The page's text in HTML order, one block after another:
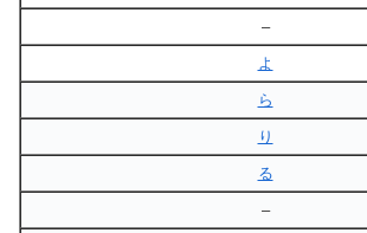
–
よ
ら
り
る
–